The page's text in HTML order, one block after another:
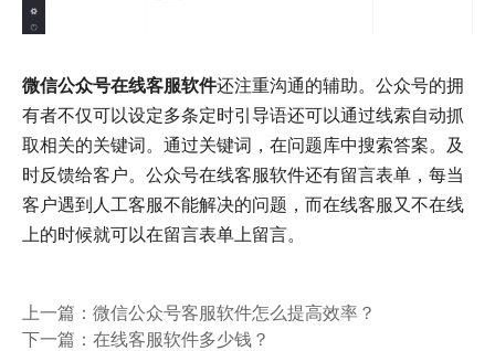
微信公众号在线客服软件还注重沟通的辅助。公众号的拥
有者不仅可以设定多条定时引导语还可以通过线索自动抓
取相关的关键词。通过关键词，在问题库中搜索答案。及
时反馈给客户。公众号在线客服软件还有留言表单，每当
客户遇到人工客服不能解决的问题，而在线客服又不在线
上的时候就可以在留言表单上留言。
上一篇： 微信公众号客服软件怎么提高效率？
下一篇： 在线客服软件多少钱？